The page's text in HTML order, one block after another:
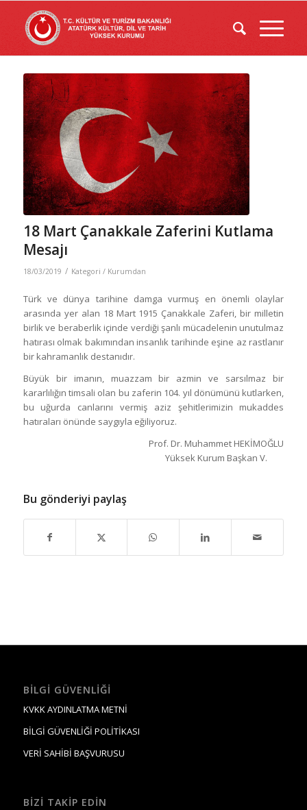
18 Mart Çanakkale Zaferini Kutlama
Mesajı
18/03/2019 / Kategori / Kurumdan
Türk ve dünya tarihine damga vurmuş en önemli olaylar
arasında yer alan 18 Mart 1915 Çanakkale Zaferi, bir milletin
birlik ve beraberlik içinde verdiği şanlı mücadelenin unutulmaz
hatırası olmak bakımından insanlık tarihinde eşine az rastlanır
bir kahramanlık destanıdır.
Büyük bir imanın, muazzam bir azmin ve sarsılmaz bir
kararlılığın timsali olan bu zaferin 104. yıl dönümünü kutlarken,
bu uğurda canlarını vermiş aziz şehitlerimizin mukaddes
hatıraları önünde saygıyla eğiliyoruz.
Prof. Dr. Muhammet HEKİMOĞLU
Yüksek Kurum Başkan V.
Bu gönderiyi paylaş
BILGI GÜVENLIĞI
KVKK AYDINLATMA METNİ
BİLGİ GÜVENLİĞİ POLİTİKASI
VERİ SAHİBİ BAŞVURUSU
BIZI TAKIP EDIN